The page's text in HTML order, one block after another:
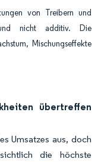
von Treibern und
und nicht additiv. Die
Mischungseffekte
übertreffen
Umsatzes aus, doch
die höchste